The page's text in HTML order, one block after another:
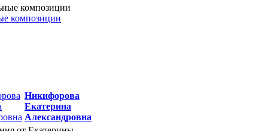
композиции
Никифорова
Екатерина
Александровна